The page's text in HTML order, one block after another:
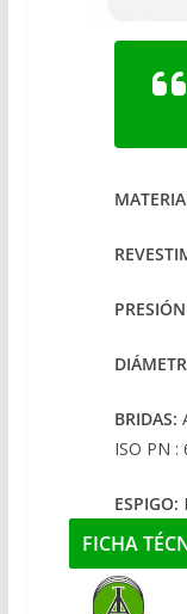
BRIDAS:
ISO PN
ESPIGO:
FICHA